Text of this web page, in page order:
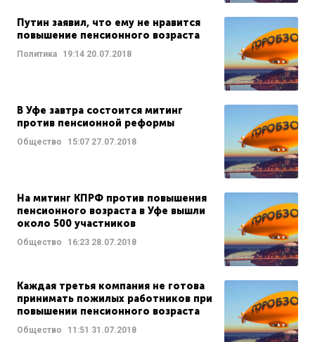
Путин заявил, что ему не нравится
повышение пенсионного возраста
Политика 19:14 20.07.2018
В Уфе завтра состоится митинг
против пенсионной реформы
Общество 15:07 27.07.2018
На митинг КПРФ против повышения
пенсионного возраста в Уфе вышли
около 500 участников
Общество 16:23 28.07.2018
Каждая третья компания не готова
принимать пожилых работников при
повышении пенсионного возраста
Общество 11:51 31.07.2018